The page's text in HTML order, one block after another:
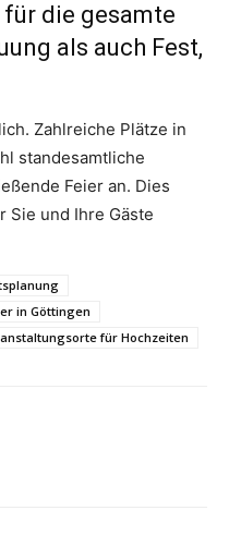
die gesamte
als auch Fest,
Zahlreiche Plätze in
standesamtliche
Feier an. Dies
Sie und Ihre Gäste
in Göttingen
für Hochzeiten